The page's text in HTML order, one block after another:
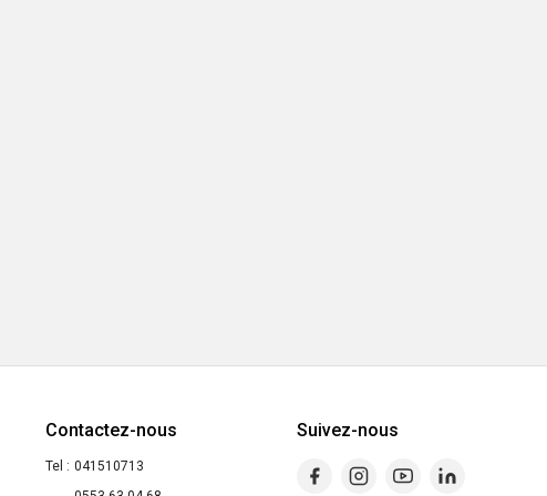
Contactez-nous
Tel : 041510713
Suivez-nous